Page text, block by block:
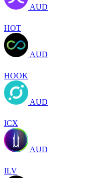
AUD
HOT
AUD
HOOK
AUD
ICX
AUD
ILV